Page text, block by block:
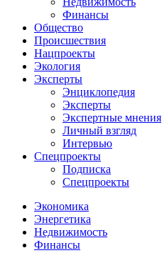
Финансы
Общество
Происшествия
Нацпроекты
Экология
Эксперты
Энциклопедия
Эксперты
Экспертные мнения
Личный взгляд
Интервью
Спецпроекты
Подписка
Спецпроекты
Экономика
Энергетика
Недвижимость
Финансы